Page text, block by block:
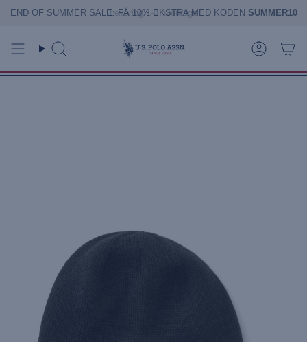
END OF SUMMER SALE: FÅ 10% EKSTRA MED KODEN SUMMER10
Søg Konto